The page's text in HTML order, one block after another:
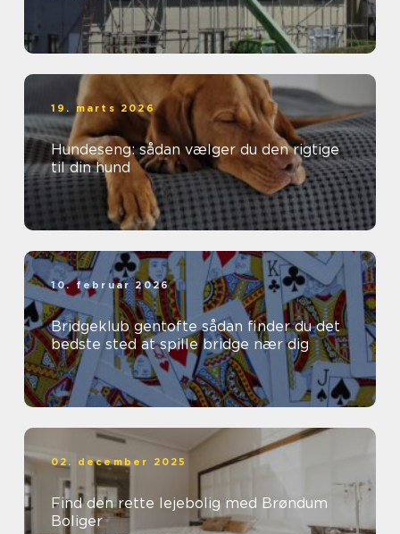
19. marts 2026
Hundeseng: sådan vælger du den rigtige
til din hund
10. februar 2026
Bridgeklub gentofte sådan finder du det
bedste sted at spille bridge nær dig
02. december 2025
Find den rette lejebolig med Brøndum
Boliger